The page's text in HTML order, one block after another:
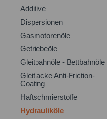
Additive
Dispersionen
Gasmotorenöle
Getriebeöle
Gleitbahnöle - Bettbahnöle
Gleitlacke Anti-Friction-
Coating
Haftschmierstoffe
Hydrauliköle